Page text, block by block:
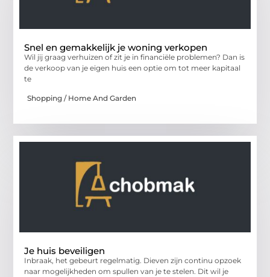
Snel en gemakkelijk je woning verkopen
Wil jij graag verhuizen of zit je in financiële problemen? Dan is
de verkoop van je eigen huis een optie om tot meer kapitaal
te
Shopping / Home And Garden
Je huis beveiligen
Inbraak, het gebeurt regelmatig. Dieven zijn continu opzoek
naar mogelijkheden om spullen van je te stelen. Dit wil je